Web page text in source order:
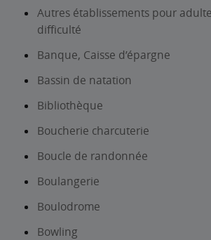
Autres établissements pour
difficulté
Banque, Caisse d’épargne
Bassin de natation
Bibliothèque
Boucherie charcuterie
Boucle de randonnée
Boulangerie
Boulodrome
Bowling